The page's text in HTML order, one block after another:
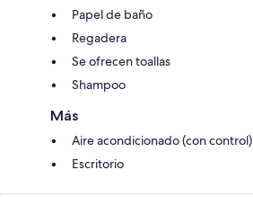
Papel de baño
Regadera
Se ofrecen toallas
Shampoo
Más
Aire acondicionado (con control)
Escritorio